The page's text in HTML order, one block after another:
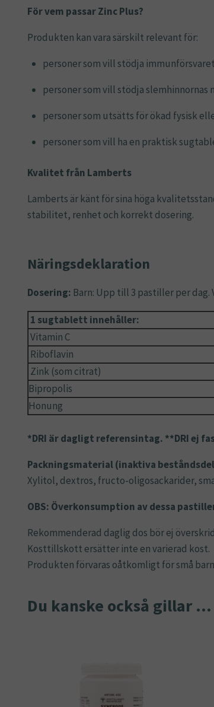
För vem passar Zinc Plus?
Produkten kan vara särskilt relevant för:
personer som vill stödja immunförsvaret
personer som vill stödja slemhinnornas
personer som utsätts för ökad fysisk
personer som vill ha en praktisk
Kvalitet från Lamberts
Lamberts är känt för sina höga
stabilitet, renhet och korrekt dosering.
Näringsdeklaration
Dosering: Barn: Upp till 3 pastiller per dag.
1 sugtablett innehåller:
Vitamin C
Riboflavin
Zink (som citrat)
Bipropolis
Honung
*DRI är dagligt referensintag. **DRI ej
Packningsmaterial (inaktiva
Xylitol, dextros, fructo-oligosackarider,
OBS: Överkonsumption av dessa
Rekommenderad daglig dos bör ej
Kosttillskott ersätter inte en varierad kost.
Produkten förvaras oåtkomligt för små
Du kanske också gillar …